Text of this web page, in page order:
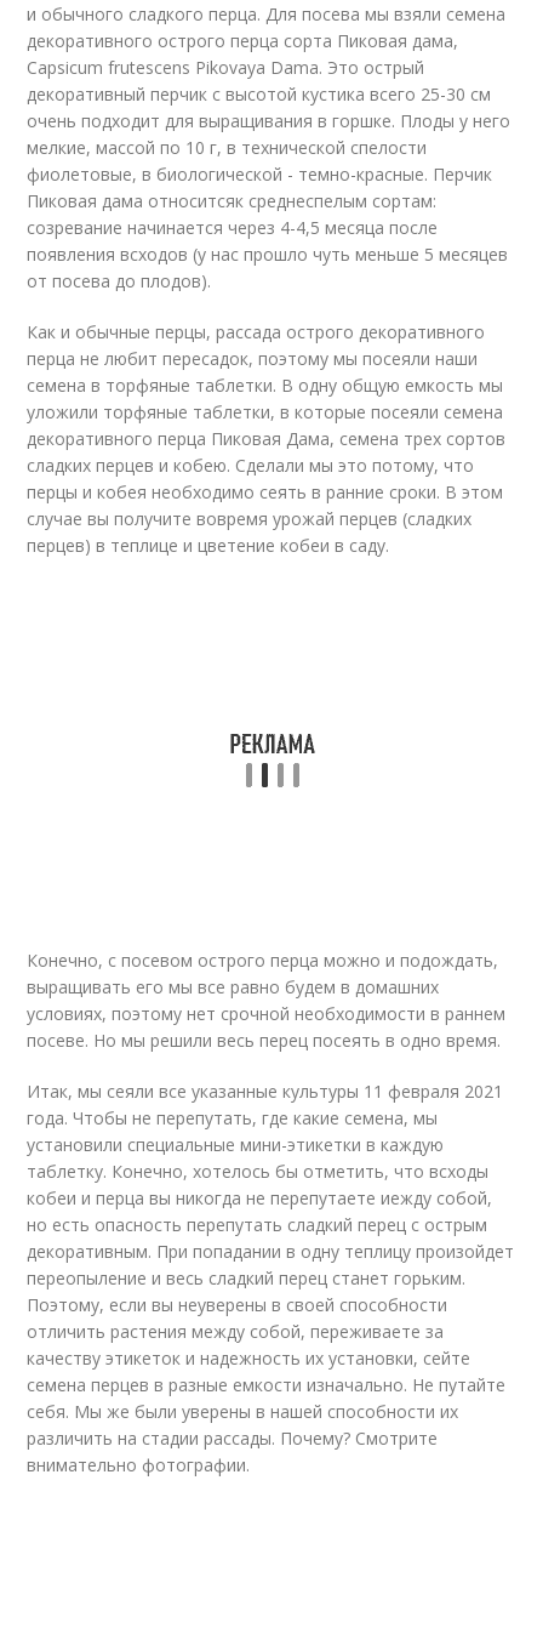
и обычного сладкого перца. Для посева мы взяли семена
декоративного острого перца сорта Пиковая дама,
Capsicum frutescens Pikovaya Dama. Это острый
декоративный перчик с высотой кустика всего 25-30 см
очень подходит для выращивания в горшке. Плоды у него
мелкие, массой по 10 г, в технической спелости
фиолетовые, в биологической - темно-красные. Перчик
Пиковая дама относитсяк среднеспелым сортам:
созревание начинается через 4-4,5 месяца после
появления всходов (у нас прошло чуть меньше 5 месяцев
от посева до плодов).
Как и обычные перцы, рассада острого декоративного
перца не любит пересадок, поэтому мы посеяли наши
семена в торфяные таблетки. В одну общую емкость мы
уложили торфяные таблетки, в которые посеяли семена
декоративного перца Пиковая Дама, семена трех сортов
сладких перцев и кобею. Сделали мы это потому, что
перцы и кобея необходимо сеять в ранние сроки. В этом
случае вы получите вовремя урожай перцев (сладких
перцев) в теплице и цветение кобеи в саду.
Конечно, с посевом острого перца можно и подождать,
выращивать его мы все равно будем в домашних
условиях, поэтому нет срочной необходимости в раннем
посеве. Но мы решили весь перец посеять в одно время.
Итак, мы сеяли все указанные культуры 11 февраля 2021
года. Чтобы не перепутать, где какие семена, мы
установили специальные мини-этикетки в каждую
таблетку. Конечно, хотелось бы отметить, что всходы
кобеи и перца вы никогда не перепутаете иежду собой,
но есть опасность перепутать сладкий перец с острым
декоративным. При попадании в одну теплицу произойдет
переопыление и весь сладкий перец станет горьким.
Поэтому, если вы неуверены в своей способности
отличить растения между собой, переживаете за
качеству этикеток и надежность их установки, сейте
семена перцев в разные емкости изначально. Не путайте
себя. Мы же были уверены в нашей способности их
различить на стадии рассады. Почему? Смотрите
внимательно фотографии.